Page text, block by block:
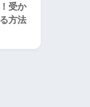
受か
方法